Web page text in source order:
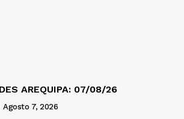
AREQUIPA: 07/08/26
Agosto 7, 2026